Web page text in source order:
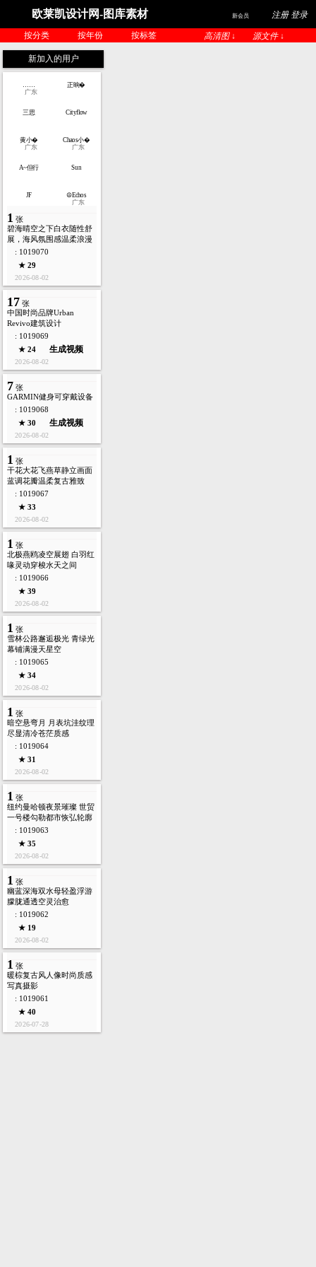
欧莱凯设计网-图库素材 新会员 注册 登录
按分类 按年份 按标签 高清图 ↓ 源文件 ↓
新加入的用户
广东
正晌�
三思 Cityflow
黄小�
广东
Chaos小�
广东
A~但行 Sun
JF
☮Echos
广东
1 张
碧海晴空之下白衣随性舒
展，海风氛围感温柔浪漫
: 1019070
★ 29
2026-08-02
17 张
中国时尚品牌Urban
Revivo建筑设计
: 1019069
★ 24
生成视频
2026-08-02
7 张
GARMIN健身可穿戴设备
: 1019068
★ 30
生成视频
2026-08-02
1 张
干花大花飞燕草静立画面
蓝调花瓣温柔复古雅致
: 1019067
★ 33
2026-08-02
1 张
北极燕鸥凌空展翅 白羽红
喙灵动穿梭水天之间
: 1019066
★ 39
2026-08-02
1 张
雪林公路邂逅极光 青绿光
幕铺满漫天星空
: 1019065
★ 34
2026-08-02
1 张
暗空悬弯月 月表坑洼纹理
尽显清冷苍茫质感
: 1019064
★ 31
2026-08-02
1 张
纽约曼哈顿夜景璀璨 世贸
一号楼勾勒都市恢弘轮廓
: 1019063
★ 35
2026-08-02
1 张
幽蓝深海双水母轻盈浮游
朦胧通透空灵治愈
: 1019062
★ 19
2026-08-02
1 张
暖棕复古风人像时尚质感
写真摄影
: 1019061
★ 40
2026-07-28